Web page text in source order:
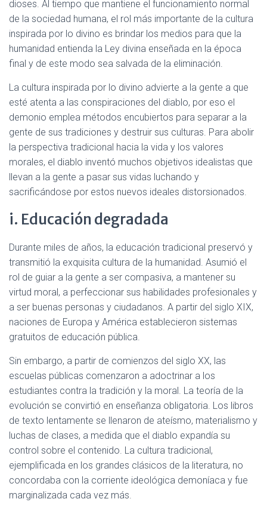
dioses. Al tiempo que mantiene el funcionamiento normal
de la sociedad humana, el rol más importante de la cultura
inspirada por lo divino es brindar los medios para que la
humanidad entienda la Ley divina enseñada en la época
final y de este modo sea salvada de la eliminación.
La cultura inspirada por lo divino advierte a la gente a que
esté atenta a las conspiraciones del diablo, por eso el
demonio emplea métodos encubiertos para separar a la
gente de sus tradiciones y destruir sus culturas. Para abolir
la perspectiva tradicional hacia la vida y los valores
morales, el diablo inventó muchos objetivos idealistas que
llevan a la gente a pasar sus vidas luchando y
sacrificándose por estos nuevos ideales distorsionados.
i. Educación degradada
Durante miles de años, la educación tradicional preservó y
transmitió la exquisita cultura de la humanidad. Asumió el
rol de guiar a la gente a ser compasiva, a mantener su
virtud moral, a perfeccionar sus habilidades profesionales y
a ser buenas personas y ciudadanos. A partir del siglo XIX,
naciones de Europa y América establecieron sistemas
gratuitos de educación pública.
Sin embargo, a partir de comienzos del siglo XX, las
escuelas públicas comenzaron a adoctrinar a los
estudiantes contra la tradición y la moral. La teoría de la
evolución se convirtió en enseñanza obligatoria. Los libros
de texto lentamente se llenaron de ateísmo, materialismo y
luchas de clases, a medida que el diablo expandía su
control sobre el contenido. La cultura tradicional,
ejemplificada en los grandes clásicos de la literatura, no
concordaba con la corriente ideológica demoníaca y fue
marginalizada cada vez más.